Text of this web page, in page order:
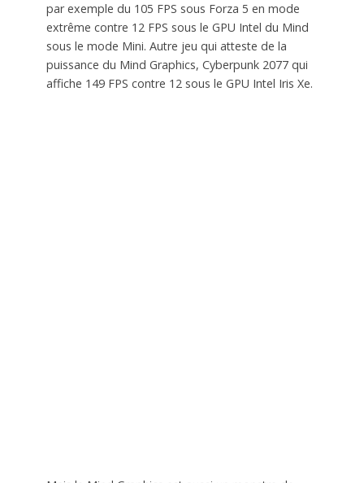
par exemple du 105 FPS sous Forza 5 en mode
extrême contre 12 FPS sous le GPU Intel du Mind
sous le mode Mini. Autre jeu qui atteste de la
puissance du Mind Graphics, Cyberpunk 2077 qui
affiche 149 FPS contre 12 sous le GPU Intel Iris Xe.